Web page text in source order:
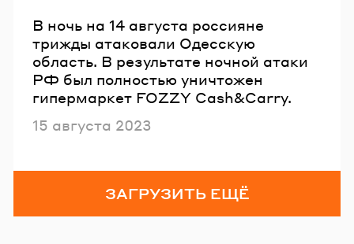
В ночь на 14 августа россияне
трижды атаковали Одесскую
область. В результате ночной атаки
РФ был полностью уничтожен
гипермаркет FOZZY Cash&Carry.
Опубликовано
15 августа 2023
ЗАГРУЗИТЬ ЕЩЁ